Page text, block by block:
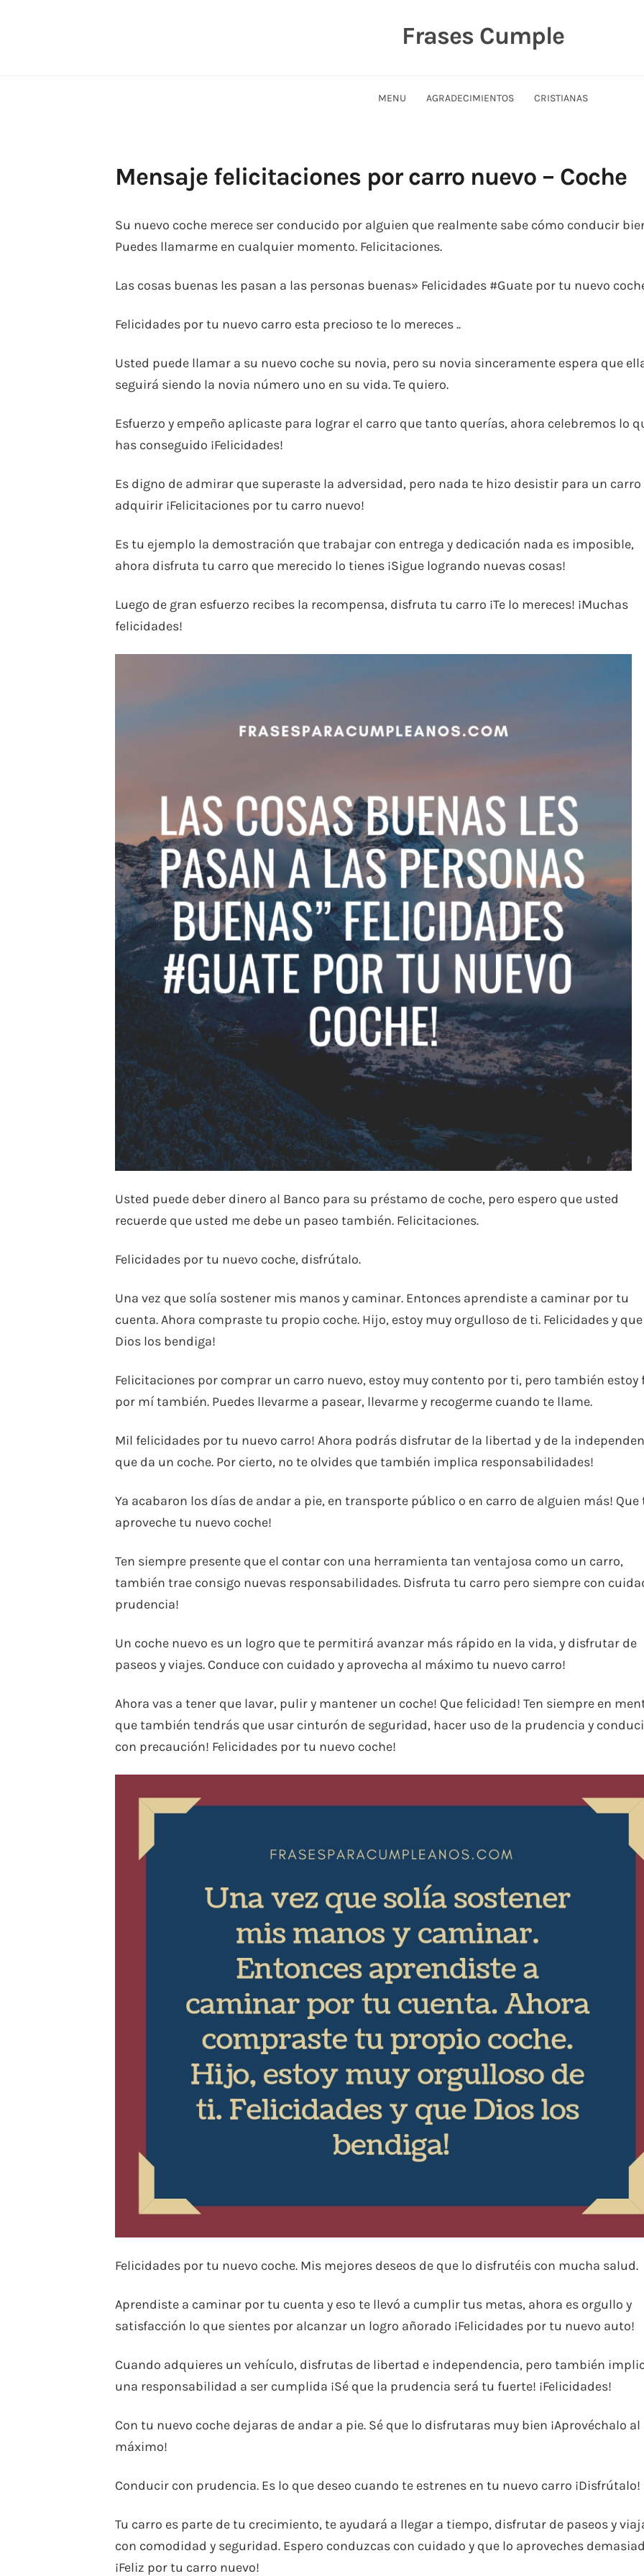
Frases Cumple
MENU AGRADECIMIENTOS CRISTIANAS
Mensaje felicitaciones por carro nuevo – Coche
Su nuevo coche merece ser conducido por alguien que realmente sabe cómo conducir
Puedes llamarme en cualquier momento. Felicitaciones.
Las cosas buenas les pasan a las personas buenas» Felicidades #Guate por tu nuevo
Felicidades por tu nuevo carro esta precioso te lo mereces ..
Usted puede llamar a su nuevo coche su novia, pero su novia sinceramente espera que
seguirá siendo la novia número uno en su vida. Te quiero.
Esfuerzo y empeño aplicaste para lograr el carro que tanto querías, ahora celebremos lo
has conseguido ¡Felicidades!
Es digno de admirar que superaste la adversidad, pero nada te hizo desistir para un carro
adquirir ¡Felicitaciones por tu carro nuevo!
Es tu ejemplo la demostración que trabajar con entrega y dedicación nada es imposible,
ahora disfruta tu carro que merecido lo tienes ¡Sigue logrando nuevas cosas!
Luego de gran esfuerzo recibes la recompensa, disfruta tu carro ¡Te lo mereces! ¡Muchas
felicidades!
Usted puede deber dinero al Banco para su préstamo de coche, pero espero que usted
recuerde que usted me debe un paseo también. Felicitaciones.
Felicidades por tu nuevo coche, disfrútalo.
Una vez que solía sostener mis manos y caminar. Entonces aprendiste a caminar por tu
cuenta. Ahora compraste tu propio coche. Hijo, estoy muy orgulloso de ti. Felicidades y que
Dios los bendiga!
Felicitaciones por comprar un carro nuevo, estoy muy contento por ti, pero también estoy
por mí también. Puedes llevarme a pasear, llevarme y recogerme cuando te llame.
Mil felicidades por tu nuevo carro! Ahora podrás disfrutar de la libertad y de la
que da un coche. Por cierto, no te olvides que también implica responsabilidades!
Ya acabaron los días de andar a pie, en transporte público o en carro de alguien más! Que
aproveche tu nuevo coche!
Ten siempre presente que el contar con una herramienta tan ventajosa como un carro,
también trae consigo nuevas responsabilidades. Disfruta tu carro pero siempre con
prudencia!
Un coche nuevo es un logro que te permitirá avanzar más rápido en la vida, y disfrutar de
paseos y viajes. Conduce con cuidado y aprovecha al máximo tu nuevo carro!
Ahora vas a tener que lavar, pulir y mantener un coche! Que felicidad! Ten siempre en
que también tendrás que usar cinturón de seguridad, hacer uso de la prudencia y
con precaución! Felicidades por tu nuevo coche!
Felicidades por tu nuevo coche. Mis mejores deseos de que lo disfrutéis con mucha salud.
Aprendiste a caminar por tu cuenta y eso te llevó a cumplir tus metas, ahora es orgullo y
satisfacción lo que sientes por alcanzar un logro añorado ¡Felicidades por tu nuevo auto!
Cuando adquieres un vehículo, disfrutas de libertad e independencia, pero también
una responsabilidad a ser cumplida ¡Sé que la prudencia será tu fuerte! ¡Felicidades!
Con tu nuevo coche dejaras de andar a pie. Sé que lo disfrutaras muy bien ¡Aprovéchalo al
máximo!
Conducir con prudencia. Es lo que deseo cuando te estrenes en tu nuevo carro ¡Disfrútalo!
Tu carro es parte de tu crecimiento, te ayudará a llegar a tiempo, disfrutar de paseos y
con comodidad y seguridad. Espero conduzcas con cuidado y que lo aproveches
¡Feliz por tu carro nuevo!